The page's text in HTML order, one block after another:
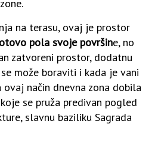
na terasu, ovaj je prostor
pola svoje površine, no
zatvoreni prostor, dodatnu
može boraviti i kada je vani
ovaj način dnevna zona dobila
se pruža predivan pogled
slavnu baziliku Sagrada